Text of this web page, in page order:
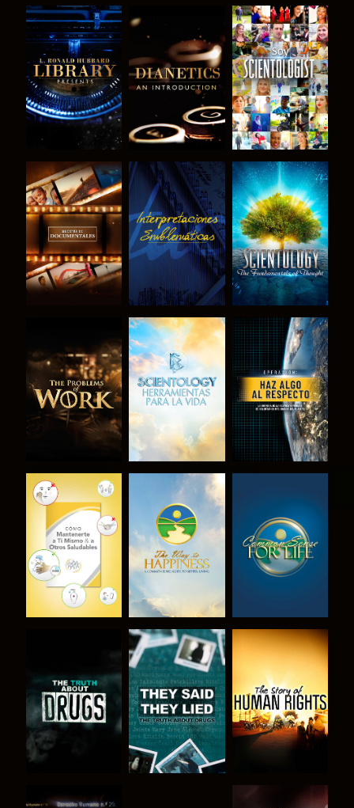
EXPLORA LAS
SERIES
EXPLORA LAS
SERIES
VE
EXPLORA LAS
SERIES
VE
EXPLORA LAS
SERIES
EXPLORA LAS
SERIES
EXPLORA LAS
SERIES
VE
VE VE VE
VE VE VE